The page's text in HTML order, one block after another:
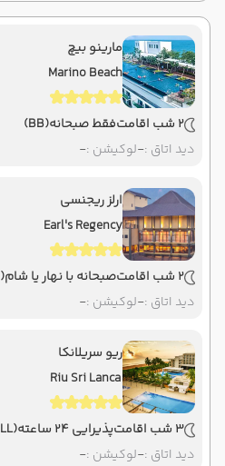
مارینو بیچ
Marino Beach
2 شب اقامت فقط صبحانه(BB)
دید اتاق :-لوکیشن :-
ارلز ریجنسی
Earl's Regency
2 شب اقامت صبحانه با نهار یا شام(HB)
دید اتاق :-لوکیشن :-
ریو سریلانکا
Riu Sri Lanca
3 شب اقامت پذیرایی 24 ساعته
(UALL)
دید اتاق :-لوکیشن :-